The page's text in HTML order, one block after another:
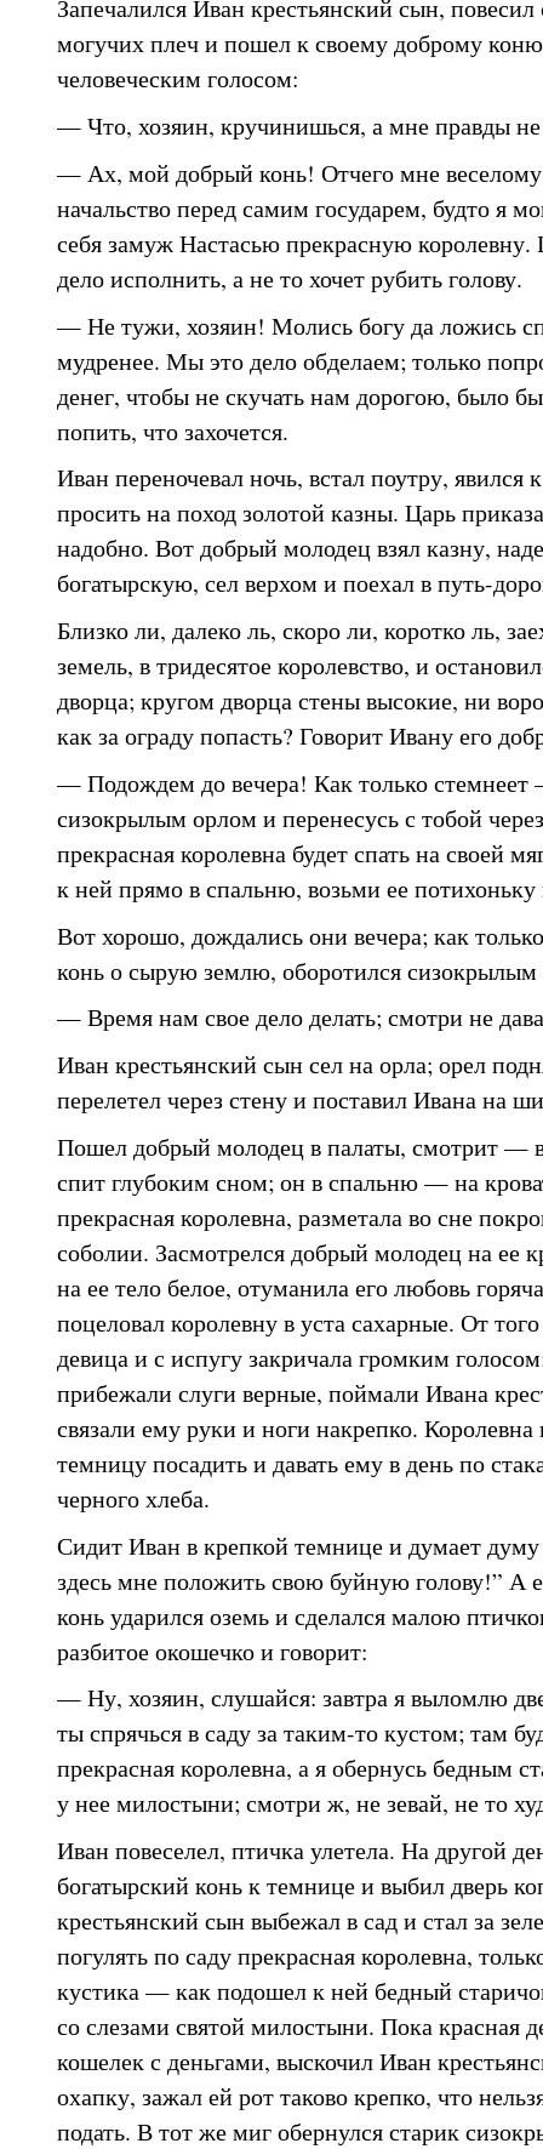
Запечалился Иван крестьянский сын,
могучих плеч и пошел к своему доброму
человеческим голосом:
— Что, хозяин, кручинишься, а мне правды не
— Ах, мой добрый конь! Отчего мне
начальство перед самим государем, будто я
себя замуж Настасью прекрасную королевну.
дело исполнить, а не то хочет рубить голову.
— Не тужи, хозяин! Молись богу да ложись
мудренее. Мы это дело обделаем; только
денег, чтобы не скучать нам дорогою, было
попить, что захочется.
Иван переночевал ночь, встал поутру, явился
просить на поход золотой казны. Царь
надобно. Вот добрый молодец взял казну,
богатырскую, сел верхом и поехал в путь-
Близко ли, далеко ль, скоро ли, коротко ль,
земель, в тридесятое королевство, и
дворца; кругом дворца стены высокие, ни
как за ограду попасть? Говорит Ивану его
— Подождем до вечера! Как только стемнеет
сизокрылым орлом и перенесусь с тобой
прекрасная королевна будет спать на своей
к ней прямо в спальню, возьми ее
Вот хорошо, дождались они вечера; как
конь о сырую землю, оборотился сизокрылым
— Время нам свое дело делать; смотри не
Иван крестьянский сын сел на орла; орел
перелетел через стену и поставил Ивана на
Пошел добрый молодец в палаты, смотрит —
спит глубоким сном; он в спальню — на
прекрасная королевна, разметала во сне
соболии. Засмотрелся добрый молодец на ее
на ее тело белое, отуманила его любовь
поцеловал королевну в уста сахарные. От
девица и с испугу закричала громким
прибежали слуги верные, поймали Ивана
связали ему руки и ноги накрепко. Королевна
темницу посадить и давать ему в день по
черного хлеба.
Сидит Иван в крепкой темнице и думает
здесь мне положить свою буйную голову!” А
конь ударился оземь и сделался малою
разбитое окошечко и говорит:
— Ну, хозяин, слушайся: завтра я выломлю
ты спрячься в саду за таким-то кустом; там
прекрасная королевна, а я обернусь бедным
у нее милостыни; смотри ж, не зевай, не то
Иван повеселел, птичка улетела. На другой
богатырский конь к темнице и выбил дверь
крестьянский сын выбежал в сад и стал за
погулять по саду прекрасная королевна,
кустика — как подошел к ней бедный
со слезами святой милостыни. Пока красная
кошелек с деньгами, выскочил Иван
охапку, зажал ей рот таково крепко, что
подать. В тот же миг обернулся старик